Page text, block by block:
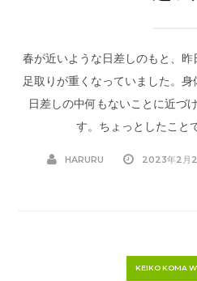
春が近いような日差しのもと、
足取りが重くなっていました。
日差しの中何もないことに近づ
す。ちょっとしたこと
HARURU 2023年2月
KEIKO KOMA